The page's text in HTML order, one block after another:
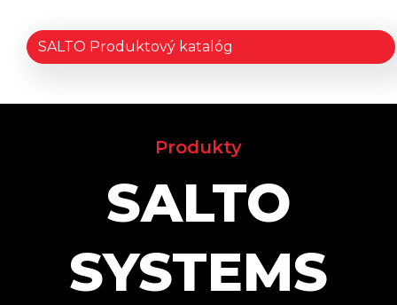
SALTO Produktový katalóg
Produkty
SALTO
SYSTEMS